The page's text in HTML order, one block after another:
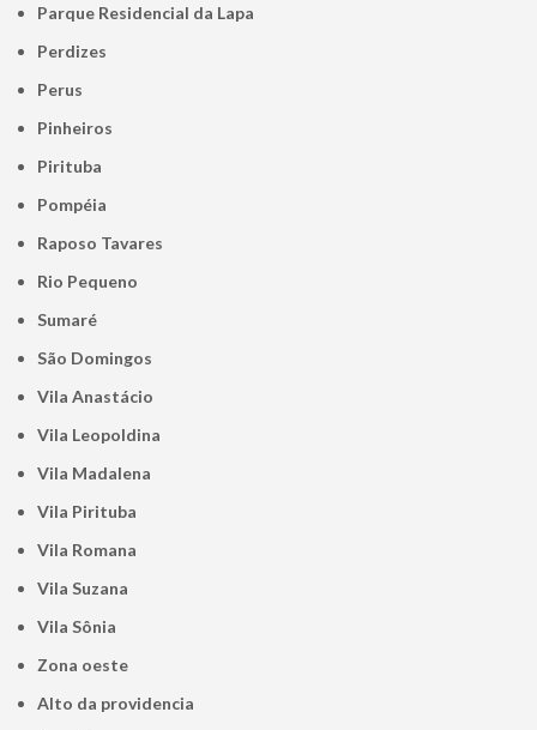
Parque Residencial da Lapa
Perdizes
Perus
Pinheiros
Pirituba
Pompéia
Raposo Tavares
Rio Pequeno
Sumaré
São Domingos
Vila Anastácio
Vila Leopoldina
Vila Madalena
Vila Pirituba
Vila Romana
Vila Suzana
Vila Sônia
Zona oeste
alto da providencia